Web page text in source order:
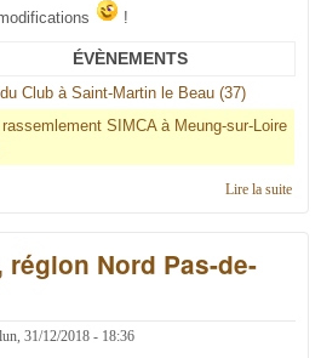
!
ÉVÈNEMENTS
Club à Saint-Martin le Beau (37)
rassemlement SIMCA à Meung-sur-Loire
Lire la suitede
région Nord Pas-de-
lun, 31/12/2018 - 18:36